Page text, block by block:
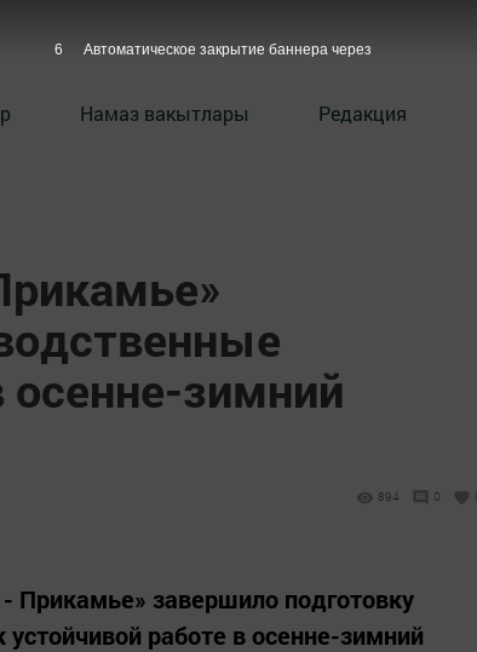
Намаз вакытлары Редакция
зимний
894 0
Прикамье» завершило подготовку
работе в осенне-зимний
5 Автоматическое закрытие баннера через